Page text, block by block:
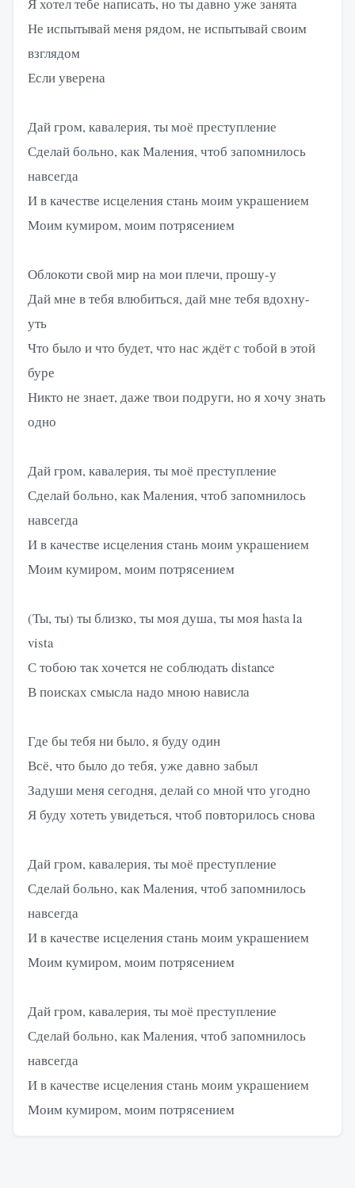
Не испытывай меня рядом, не испытывай своим
взглядом
Если уверена
Дай гром, кавалерия, ты моё преступление
Сделай больно, как Маления, чтоб запомнилось
навсегда
И в качестве исцеления стань моим украшением
Моим кумиром, моим потрясением
Облокоти свой мир на мои плечи, прошу-у
Дай мне в тебя влюбиться, дай мне тебя вдохну-
уть
Что было и что будет, что нас ждёт с тобой в этой
буре
Никто не знает, даже твои подруги, но я хочу знать
одно
Дай гром, кавалерия, ты моё преступление
Сделай больно, как Маления, чтоб запомнилось
навсегда
И в качестве исцеления стань моим украшением
Моим кумиром, моим потрясением
(Ты, ты) ты близко, ты моя душа, ты моя hasta la
vista
С тобою так хочется не соблюдать distance
В поисках смысла надо мною нависла
Где бы тебя ни было, я буду один
Всё, что было до тебя, уже давно забыл
Задуши меня сегодня, делай со мной что угодно
Я буду хотеть увидеться, чтоб повторилось снова
Дай гром, кавалерия, ты моё преступление
Сделай больно, как Маления, чтоб запомнилось
навсегда
И в качестве исцеления стань моим украшением
Моим кумиром, моим потрясением
Дай гром, кавалерия, ты моё преступление
Сделай больно, как Маления, чтоб запомнилось
навсегда
И в качестве исцеления стань моим украшением
Моим кумиром, моим потрясением